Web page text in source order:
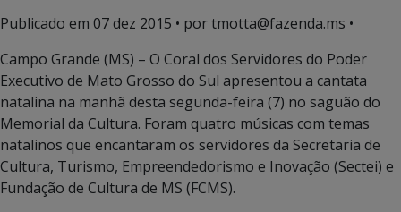
Publicado em 07 dez 2015 • por tmotta@fazenda.ms •
Campo Grande (MS) – O Coral dos Servidores do Poder
Executivo de Mato Grosso do Sul apresentou a cantata
natalina na manhã desta segunda-feira (7) no saguão do
Memorial da Cultura. Foram quatro músicas com temas
natalinos que encantaram os servidores da Secretaria de
Cultura, Turismo, Empreendedorismo e Inovação (Sectei) e
Fundação de Cultura de MS (FCMS).